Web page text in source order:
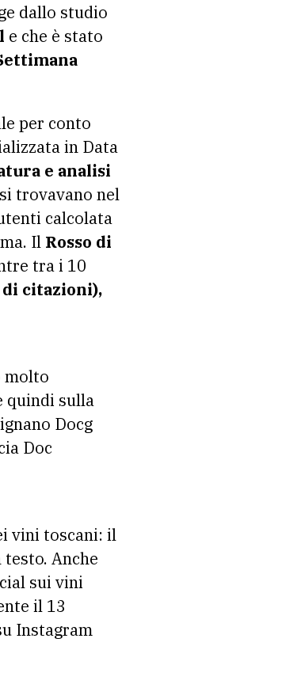
dallo studio
e che è stato
per conto
in Data
e analisi
trovavano nel
calcolata
Il Rosso di
tra i 10
di citazioni),
molto
quindi sulla
Docg
Doc
vini toscani: il
Anche
sui vini
il 13
Instagram